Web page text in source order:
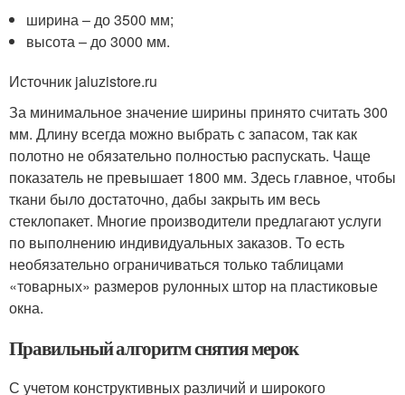
ширина – до 3500 мм;
высота – до 3000 мм.
Источник jaluzistore.ru
За минимальное значение ширины принято считать 300
мм. Длину всегда можно выбрать с запасом, так как
полотно не обязательно полностью распускать. Чаще
показатель не превышает 1800 мм. Здесь главное, чтобы
ткани было достаточно, дабы закрыть им весь
стеклопакет. Многие производители предлагают услуги
по выполнению индивидуальных заказов. То есть
необязательно ограничиваться только таблицами
«товарных» размеров рулонных штор на пластиковые
окна.
Правильный алгоритм снятия мерок
С учетом конструктивных различий и широкого